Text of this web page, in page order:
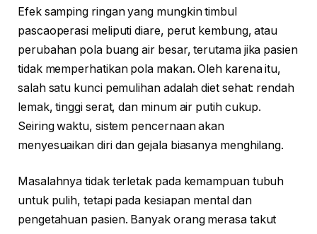
Efek samping ringan yang mungkin timbul
pascaoperasi meliputi diare, perut kembung, atau
perubahan pola buang air besar, terutama jika pasien
tidak memperhatikan pola makan. Oleh karena itu,
salah satu kunci pemulihan adalah diet sehat: rendah
lemak, tinggi serat, dan minum air putih cukup.
Seiring waktu, sistem pencernaan akan
menyesuaikan diri dan gejala biasanya menghilang.
Masalahnya tidak terletak pada kemampuan tubuh
untuk pulih, tetapi pada kesiapan mental dan
pengetahuan pasien. Banyak orang merasa takut